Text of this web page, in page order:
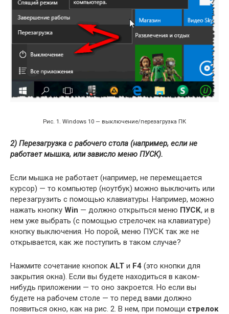
Рис. 1. Windows 10 — выключение/перезагрузка ПК
2) Перезагрузка с рабочего стола (например, если не
работает мышка, или зависло меню ПУСК).
Если мышка не работает (например, не перемещается
курсор) — то компьютер (ноутбук) можно выключить или
перезагрузить с помощью клавиатуры. Например, можно
нажать кнопку Win — должно открыться меню ПУСК, и в
нем уже выбрать (с помощью стрелочек на клавиатуре)
кнопку выключения. Но порой, меню ПУСК так же не
открывается, как же поступить в таком случае?
Нажмите сочетание кнопок ALT и F4 (это кнопки для
закрытия окна). Если вы будете находиться в каком-
нибудь приложении — то оно закроется. Но если вы
будете на рабочем столе — то перед вами должно
появиться окно, как на рис. 2. В нем, при помощи стрелок